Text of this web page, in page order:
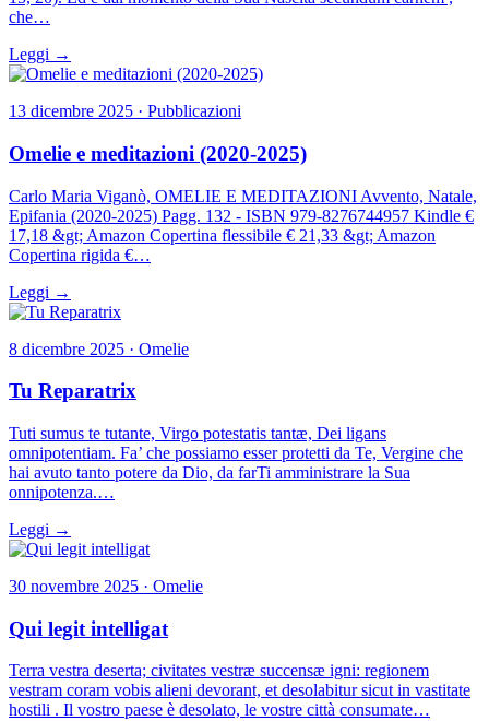
che…
Leggi →
13 dicembre 2025 · Pubblicazioni
Omelie e meditazioni (2020-2025)
Carlo Maria Viganò, OMELIE E MEDITAZIONI Avvento, Natale,
Epifania (2020-2025) Pagg. 132 - ISBN 979-8276744957 Kindle €
17,18 &gt; Amazon Copertina flessibile € 21,33 &gt; Amazon
Copertina rigida €…
Leggi →
8 dicembre 2025 · Omelie
Tu Reparatrix
Tuti sumus te tutante, Virgo potestatis tantæ, Dei ligans
omnipotentiam. Fa’ che possiamo esser protetti da Te, Vergine che
hai avuto tanto potere da Dio, da farTi amministrare la Sua
onnipotenza.…
Leggi →
30 novembre 2025 · Omelie
Qui legit intelligat
Terra vestra deserta; civitates vestræ succensæ igni: regionem
vestram coram vobis alieni devorant, et desolabitur sicut in vastitate
hostili . Il vostro paese è desolato, le vostre città consumate…